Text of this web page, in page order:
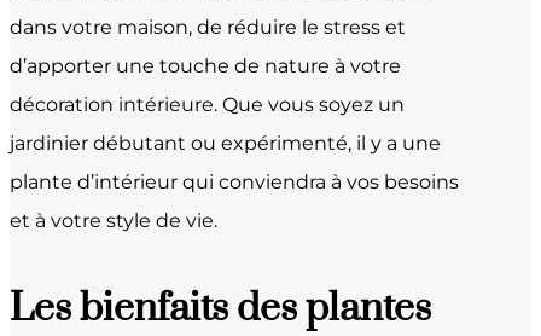
dans votre maison, de réduire le stress et
d’apporter une touche de nature à votre
décoration intérieure. Que vous soyez un
jardinier débutant ou expérimenté, il y a une
plante d’intérieur qui conviendra à vos besoins
et à votre style de vie.
Les bienfaits des plantes